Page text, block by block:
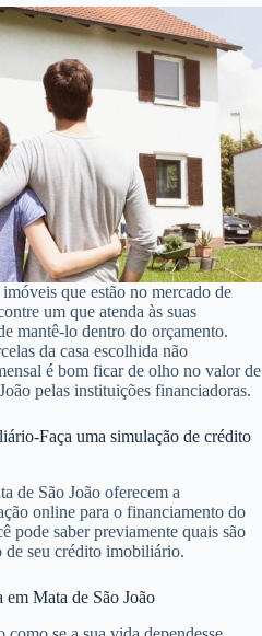
que estão no mercado de
um que atenda às suas
mantê-lo dentro do orçamento.
da casa escolhida não
é bom ficar de olho no valor de
pelas instituições financiadoras.
Faça uma simulação de crédito
de São João oferecem a
online para o financiamento do
pode saber previamente quais são
de seu crédito imobiliário.
Mata de São João